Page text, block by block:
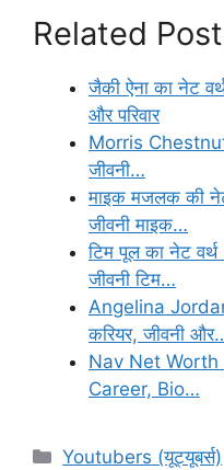
Related
जैकी ऐना का नेट
और परिवार
Morris
जीवनी…
माइक मजलक की
जीवनी माइक…
टिम पूल का नेट
जीवनी टिम…
Angelina
करियर, जीवनी
Nav Net
Career, Bio…
Categories
Youtubers (यूट्यूबर्स)